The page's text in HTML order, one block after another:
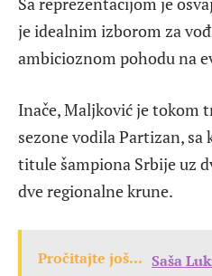
je idealnim izborom za
ambicioznom pohodu na
Inače, Maljković je tokom
sezone vodila Partizan,
titule šampiona Srbije uz
dve regionalne krune.
Pročitajte još... Saša